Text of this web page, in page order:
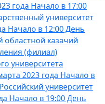
года Начало в 17:00
университет
Начало в 12:00 День
областной казачий
(филиал)
университета
2023 года Начало в
университет
Начало в 19:00 День